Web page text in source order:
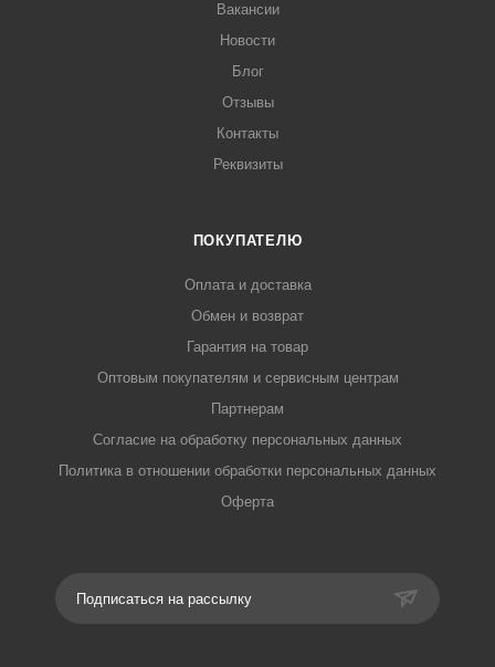
Вакансии
Новости
Блог
Отзывы
Контакты
Реквизиты
ПОКУПАТЕЛЮ
Оплата и доставка
Обмен и возврат
Гарантия на товар
Оптовым покупателям и сервисным центрам
Партнерам
Согласие на обработку персональных данных
Политика в отношении обработки персональных данных
Оферта
Подписаться на рассылку